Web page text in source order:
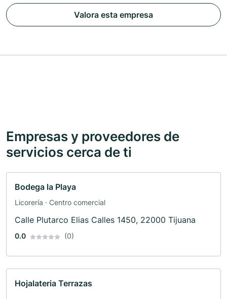
Valora esta empresa
Empresas y proveedores de
servicios cerca de ti
Bodega la Playa
Licorería · Centro comercial
Calle Plutarco Elias Calles 1450, 22000 Tijuana
0.0 (0)
Hojalateria Terrazas